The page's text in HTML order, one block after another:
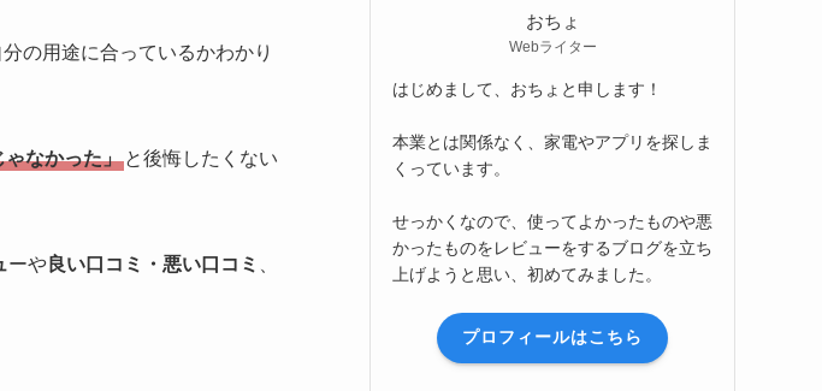
の用途に合っているかわかり
ゃなかった」 と後悔したくない
ーや 良い口コミ・悪い口コミ
おちょ
Webライター
はじめまして、おちょと申します！
本業とは関係なく、家電やアプリを探しま
くっています。
せっかくなので、使ってよかったものや悪
かったものをレビューをするブログを立ち
上げようと思い、初めてみました。
プロフィールはこちら